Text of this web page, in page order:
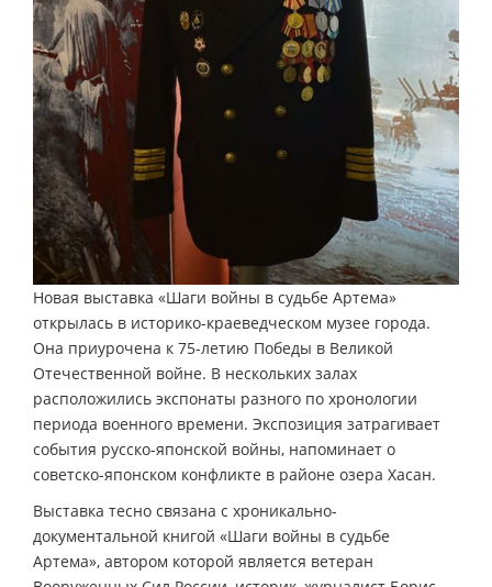
Новая выставка «Шаги войны в судьбе Артема»
открылась в историко-краеведческом музее города.
Она приурочена к 75-летию Победы в Великой
Отечественной войне. В нескольких залах
расположились экспонаты разного по хронологии
периода военного времени. Экспозиция затрагивает
события русско-японской войны, напоминает о
советско-японском конфликте в районе озера Хасан.
Выставка тесно связана с хроникально-
документальной книгой «Шаги войны в судьбе
Артема», автором которой является ветеран